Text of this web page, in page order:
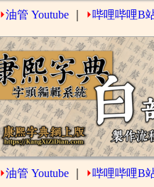
⏵油管 Youtube ⏵哔哩哔哩B
⏵油管 Youtube ⏵哔哩哔哩B